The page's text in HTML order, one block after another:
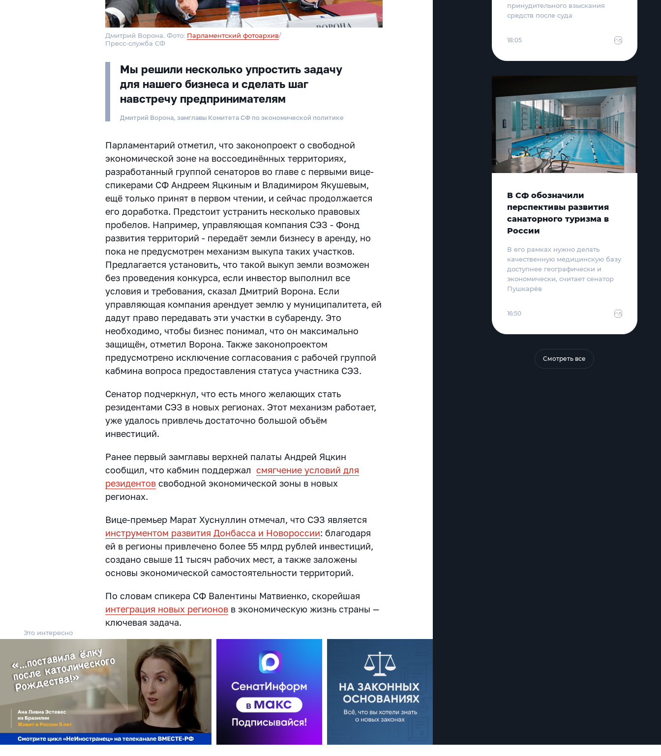
Дмитрий Ворона. Фото: Парламентский фотоархив/
Пресс-служба СФ
Мы решили несколько упростить задачу
для нашего бизнеса и сделать шаг
навстречу предпринимателям
Дмитрий Ворона, замглавы Комитета СФ по экономической политике
Парламентарий отметил, что законопроект о свободной
экономической зоне на воссоединённых территориях,
разработанный группой сенаторов во главе с первыми вице-
спикерами СФ Андреем Яцкиным и Владимиром Якушевым,
ещё только принят в первом чтении, и сейчас продолжается
его доработка. Предстоит устранить несколько правовых
пробелов. Например, управляющая компания СЭЗ - Фонд
развития территорий - передаёт земли бизнесу в аренду, но
пока не предусмотрен механизм выкупа таких участков.
Предлагается установить, что такой выкуп земли возможен
без проведения конкурса, если инвестор выполнил все
условия и требования, сказал Дмитрий Ворона. Если
управляющая компания арендует землю у муниципалитета, ей
дадут право передавать эти участки в субаренду. Это
необходимо, чтобы бизнес понимал, что он максимально
защищён, отметил Ворона. Также законопроектом
предусмотрено исключение согласования с рабочей группой
кабмина вопроса предоставления статуса участника СЭЗ.
Сенатор подчеркнул, что есть много желающих стать
резидентами СЭЗ в новых регионах. Этот механизм работает,
уже удалось привлечь достаточно большой объём
инвестиций.
Ранее первый замглавы верхней палаты Андрей Яцкин
сообщил, что кабмин поддержалсмягчение условий для
резидентов свободной экономической зоны в новых
регионах.
Вице-премьер Марат Хуснуллин отмечал, что СЭЗ является
инструментом развития Донбасса и Новороссии: благодаря
ей в регионы привлечено более 55 млрд рублей инвестиций,
создано свыше 11 тысяч рабочих мест, а также заложены
основы экономической самостоятельности территорий.
По словам спикера СФ Валентины Матвиенко, скорейшая
интеграция новых регионов в экономическую жизнь страны —
ключевая задача.
Это интересно
принудительного взыскания
средств после суда
18:05
В СФ обозначили
перспективы развития
санаторного туризма в
России
В его рамках нужно делать
качественную медицинскую базу
доступнее географически и
экономически, считает сенатор
Пушкарёв
16:50
Смотреть все